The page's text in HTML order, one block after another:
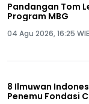
Pandangan Tom
Program MBG
04 Agu 2026, 16:25
8 Ilmuwan
Penemu Fondasi